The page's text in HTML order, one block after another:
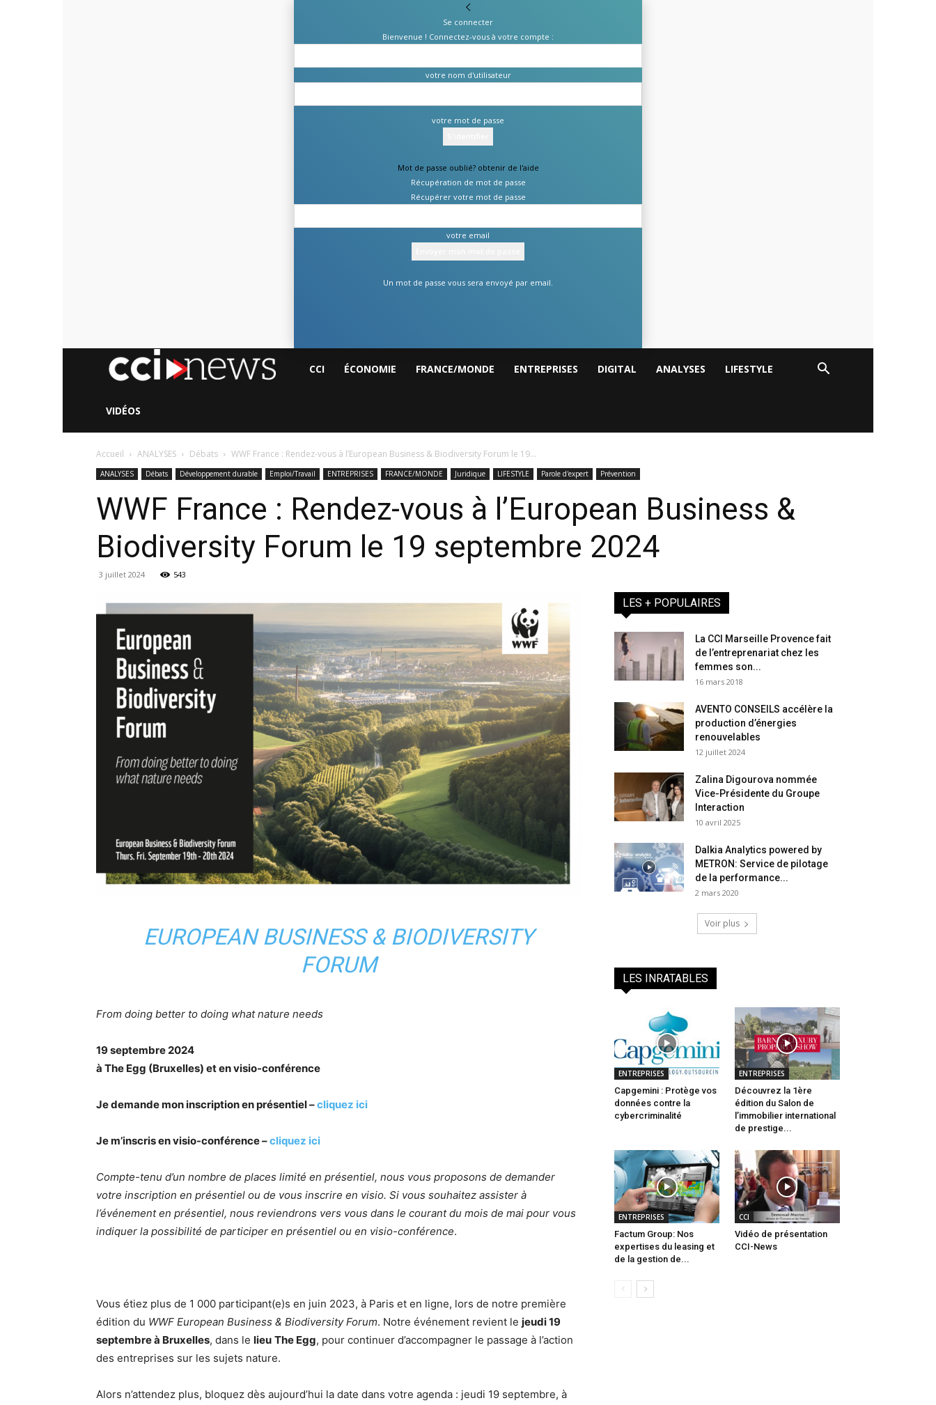
Se connecter
Bienvenue ! Connectez-vous à votre compte :
votre nom d'utilisateur
votre mot de passe
Mot de passe oublié? obtenir de l'aide
Récupération de mot de passe
Récupérer votre mot de passe
votre email
Un mot de passe vous sera envoyé par email.
CCICCI ÉCONOMIE FRANCE/MONDE ENTREPRISES DIGITAL ANALYSES LIFESTYLE
VIDÉOS
Accueil ANALYSES Débats WWF France : Rendez-vous à l’European Business & Biodiversity Forum le 19...
ANALYSES Débats Développement durable Emploi/Travail ENTREPRISES FRANCE/MONDE Juridique LIFESTYLE Parole d'expert Prévention
WWF France : Rendez-vous à l’European Business &
Biodiversity Forum le 19 septembre 2024
3 juillet 2024 543
EUROPEAN BUSINESS & BIODIVERSITY
FORUM
From doing better to doing what nature needs
19 septembre 2024
à The Egg (Bruxelles) et en visio-conférence
Je demande mon inscription en présentiel –cliquez ici
Je m’inscris en visio-conférence –cliquez ici
Compte-tenu d’un nombre de places limité en présentiel, nous vous proposons de demander
votre inscription en présentiel ou de vous inscrire en visio. Si vous souhaitez assister à
l’événement en présentiel, nous reviendrons vers vous dans le courant du mois de mai pour vous
indiquer la possibilité de participer en présentiel ou en visio-conférence.
Vous étiez plus de 1 000 participant(e)s en juin 2023, à Paris et en ligne, lors de notre première
édition du WWF European Business & Biodiversity Forum. Notre événement revient le jeudi 19
septembre à Bruxelles, dans le lieu The Egg, pour continuer d’accompagner le passage à l’action
des entreprises sur les sujets nature.
Alors n’attendez plus, bloquez dès aujourd’hui la date dans votre agenda : jeudi 19 septembre, à
LES + POPULAIRES
La CCI Marseille Provence fait
de l’entreprenariat chez les
femmes son...
16 mars 2018
AVENTO CONSEILS accélère la
production d’énergies
renouvelables
12 juillet 2024
Zalina Digourova nommée
Vice-Présidente du Groupe
Interaction
10 avril 2025
Dalkia Analytics powered by
METRON: Service de pilotage
de la performance...
2 mars 2020
Voir plus
LES INRATABLES
ENTREPRISES
Capgemini : Protège vos
données contre la
cybercriminalité
ENTREPRISES
Découvrez la 1ère
édition du Salon de
l’immobilier international
de prestige...
ENTREPRISES
Factum Group: Nos
expertises du leasing et
de la gestion de...
CCI
Vidéo de présentation
CCI-News